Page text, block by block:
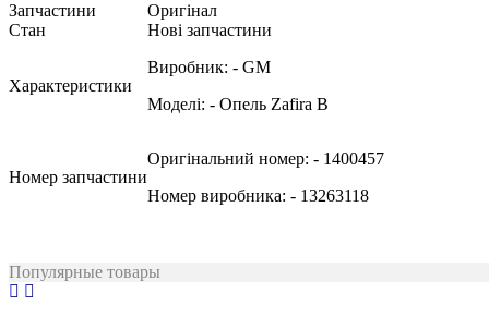
Запчастини
Оригінал
Стан
Нові запчастини
Характеристики
Виробник: - GM
Моделі: - Опель Zafira B
Номер запчастини
Оригінальний номер: - 1400457
Номер виробника: - 13263118
Популярные товары